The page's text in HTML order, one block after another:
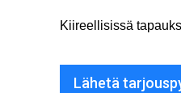
Kiireellisissä
Lähetä